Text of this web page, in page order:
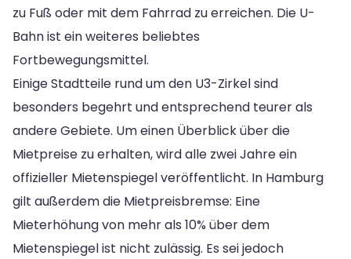
zu Fuß oder mit dem Fahrrad zu erreichen. Die U-
Bahn ist ein weiteres beliebtes
Fortbewegungsmittel.
Einige Stadtteile rund um den U3-Zirkel sind
besonders begehrt und entsprechend teurer als
andere Gebiete. Um einen Überblick über die
Mietpreise zu erhalten, wird alle zwei Jahre ein
offizieller Mietenspiegel veröffentlicht. In Hamburg
gilt außerdem die Mietpreisbremse: Eine
Mieterhöhung von mehr als 10% über dem
Mietenspiegel ist nicht zulässig. Es sei jedoch